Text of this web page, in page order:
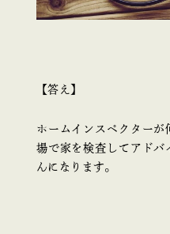
【答え】
ホームインスペクター
場で家を検査してアドバ
んになります。